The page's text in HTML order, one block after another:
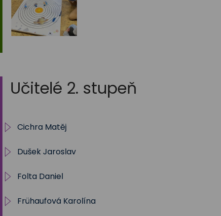
Učitelé 2. stupeň
Cichra Matěj
Třídnictví
Sportovní soutěže 2023-2024
Sportovní soutěže 2022-2023
Dušek Jaroslav
Informatika
Občanská výchova
Folta Daniel
Třída 8.A
Frühaufová Karolína